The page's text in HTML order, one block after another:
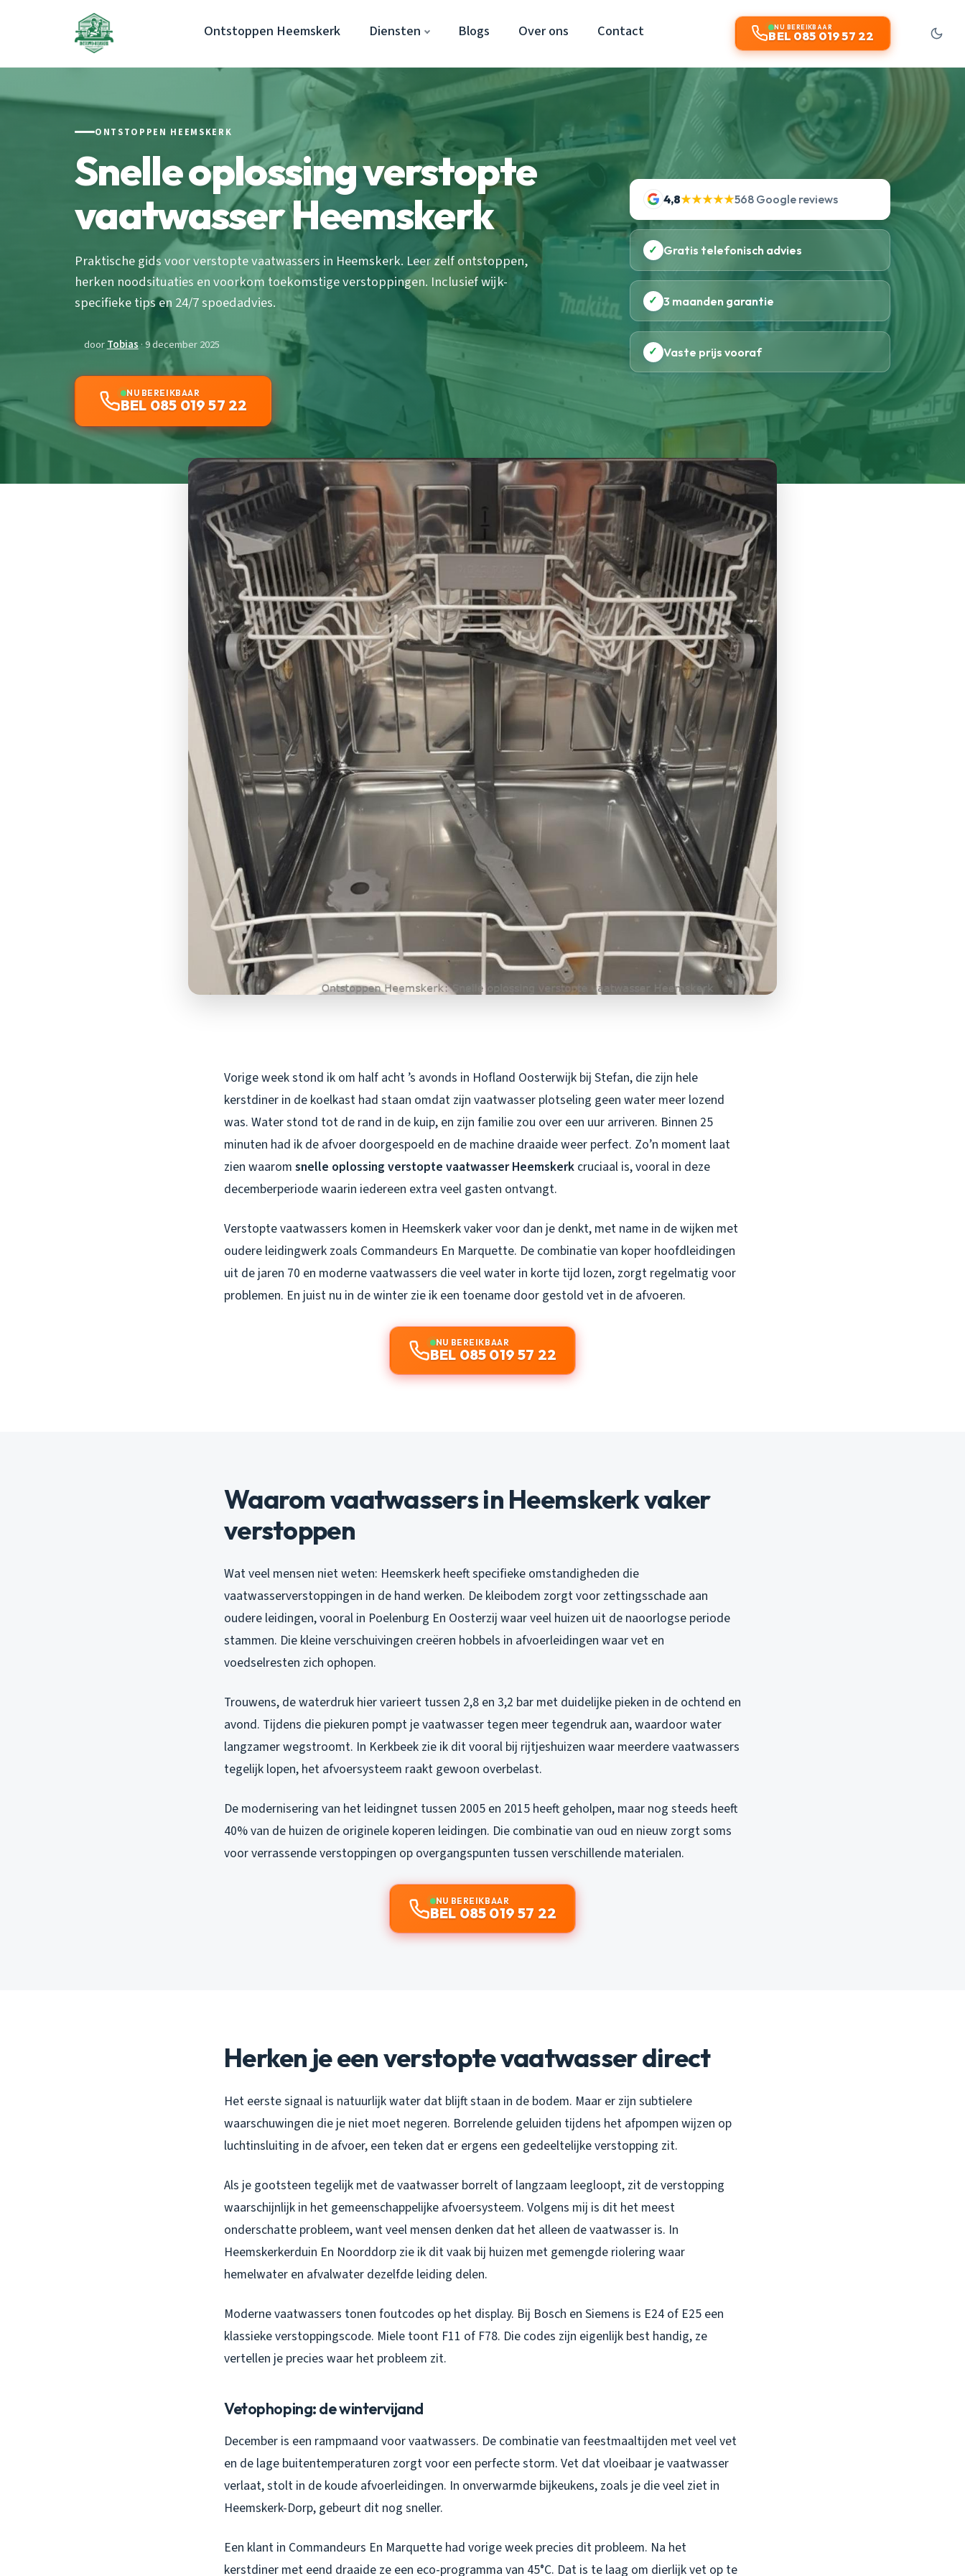
Ontstoppen Heemskerk Diensten Blogs Over ons Contact NU BEREIKBAAR
BEL 085 019 57 22
ONTSTOPPEN HEEMSKERK
Snelle oplossing verstopte
vaatwasser Heemskerk
Praktische gids voor verstopte vaatwassers in Heemskerk. Leer zelf ontstoppen,
herken noodsituaties en voorkom toekomstige verstoppingen. Inclusief wijk-
specifieke tips en 24/7 spoedadvies.
doorTobias · 9 december 2025
NU BEREIKBAAR
BEL 085 019 57 22
4,8★★★★★568 Google reviews
✓ Gratis telefonisch advies
✓ 3 maanden garantie
✓ Vaste prijs vooraf
Vorige week stond ik om half acht ’s avonds in Hofland Oosterwijk bij Stefan, die zijn hele
kerstdiner in de koelkast had staan omdat zijn vaatwasser plotseling geen water meer lozend
was. Water stond tot de rand in de kuip, en zijn familie zou over een uur arriveren. Binnen 25
minuten had ik de afvoer doorgespoeld en de machine draaide weer perfect. Zo’n moment laat
zien waarom snelle oplossing verstopte vaatwasser Heemskerk cruciaal is, vooral in deze
decemberperiode waarin iedereen extra veel gasten ontvangt.
Verstopte vaatwassers komen in Heemskerk vaker voor dan je denkt, met name in de wijken met
oudere leidingwerk zoals Commandeurs En Marquette. De combinatie van koper hoofdleidingen
uit de jaren 70 en moderne vaatwassers die veel water in korte tijd lozen, zorgt regelmatig voor
problemen. En juist nu in de winter zie ik een toename door gestold vet in de afvoeren.
NU BEREIKBAAR
BEL 085 019 57 22
Waarom vaatwassers in Heemskerk vaker
verstoppen
Wat veel mensen niet weten: Heemskerk heeft specifieke omstandigheden die
vaatwasserverstoppingen in de hand werken. De kleibodem zorgt voor zettingsschade aan
oudere leidingen, vooral in Poelenburg En Oosterzij waar veel huizen uit de naoorlogse periode
stammen. Die kleine verschuivingen creëren hobbels in afvoerleidingen waar vet en
voedselresten zich ophopen.
Trouwens, de waterdruk hier varieert tussen 2,8 en 3,2 bar met duidelijke pieken in de ochtend en
avond. Tijdens die piekuren pompt je vaatwasser tegen meer tegendruk aan, waardoor water
langzamer wegstroomt. In Kerkbeek zie ik dit vooral bij rijtjeshuizen waar meerdere vaatwassers
tegelijk lopen, het afvoersysteem raakt gewoon overbelast.
De modernisering van het leidingnet tussen 2005 en 2015 heeft geholpen, maar nog steeds heeft
40% van de huizen de originele koperen leidingen. Die combinatie van oud en nieuw zorgt soms
voor verrassende verstoppingen op overgangspunten tussen verschillende materialen.
NU BEREIKBAAR
BEL 085 019 57 22
Herken je een verstopte vaatwasser direct
Het eerste signaal is natuurlijk water dat blijft staan in de bodem. Maar er zijn subtielere
waarschuwingen die je niet moet negeren. Borrelende geluiden tijdens het afpompen wijzen op
luchtinsluiting in de afvoer, een teken dat er ergens een gedeeltelijke verstopping zit.
Als je gootsteen tegelijk met de vaatwasser borrelt of langzaam leegloopt, zit de verstopping
waarschijnlijk in het gemeenschappelijke afvoersysteem. Volgens mij is dit het meest
onderschatte probleem, want veel mensen denken dat het alleen de vaatwasser is. In
Heemskerkerduin En Noorddorp zie ik dit vaak bij huizen met gemengde riolering waar
hemelwater en afvalwater dezelfde leiding delen.
Moderne vaatwassers tonen foutcodes op het display. Bij Bosch en Siemens is E24 of E25 een
klassieke verstoppingscode. Miele toont F11 of F78. Die codes zijn eigenlijk best handig, ze
vertellen je precies waar het probleem zit.
Vetophoping: de wintervijand
December is een rampmaand voor vaatwassers. De combinatie van feestmaaltijden met veel vet
en de lage buitentemperaturen zorgt voor een perfecte storm. Vet dat vloeibaar je vaatwasser
verlaat, stolt in de koude afvoerleidingen. In onverwarmde bijkeukens, zoals je die veel ziet in
Heemskerk-Dorp, gebeurt dit nog sneller.
Een klant in Commandeurs En Marquette had vorige week precies dit probleem. Na het
kerstdiner met eend draaide ze een eco-programma van 45°C. Dat is te laag om dierlijk vet op te